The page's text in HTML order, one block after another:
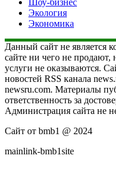
Экология
Экономика
Данный сайт не является
сайте ни чего не
услуги не оказываются.
новостей RSS канала
newsru.com. Материалы
ответственность за
Администрация сайта не
Сайт от bmb1 @ 2024
mainlink-bmb1site